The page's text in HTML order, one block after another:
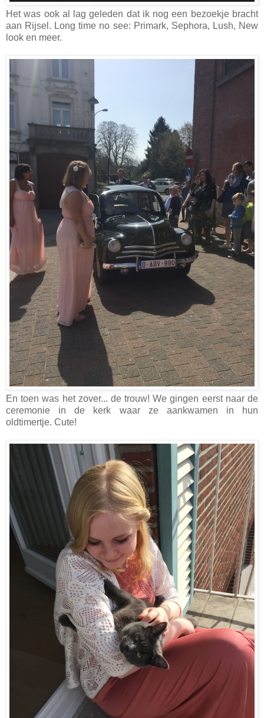
Het was ook al lag geleden dat ik nog een bezoekje bracht
aan Rijsel. Long time no see: Primark, Sephora, Lush, New
look en meer.
En toen was het zover... de trouw! We gingen eerst naar de
ceremonie in de kerk waar ze aankwamen in hun
oldtimertje. Cute!